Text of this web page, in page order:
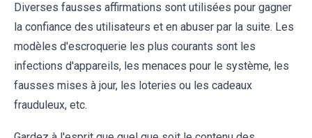
Diverses fausses affirmations sont utilisées pour gagner
la confiance des utilisateurs et en abuser par la suite. Les
modèles d'escroquerie les plus courants sont les
infections d'appareils, les menaces pour le système, les
fausses mises à jour, les loteries ou les cadeaux
frauduleux, etc.